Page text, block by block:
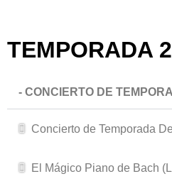
TEMPORADA
- CONCIERTO DE
Concierto de Temporada
El Mágico Piano de Bach